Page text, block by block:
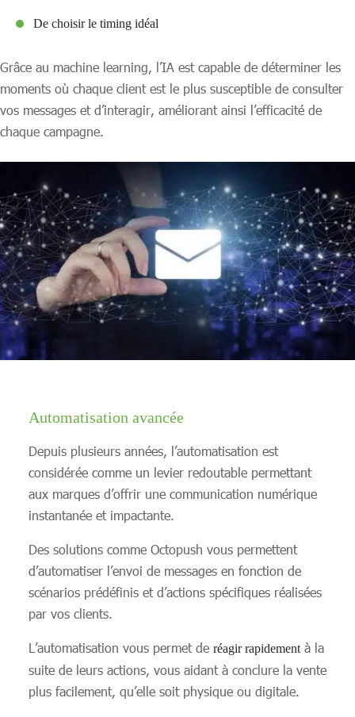
De choisir le timing idéal
Grâce au machine learning, l’IA est capable de déterminer les
moments où chaque client est le plus susceptible de consulter
vos messages et d’interagir, améliorant ainsi l’efficacité de
chaque campagne.
Automatisation avancée
Depuis plusieurs années, l’automatisation est
considérée comme un levier redoutable permettant
aux marques d’offrir une communication numérique
instantanée et impactante.
Des solutions comme Octopush vous permettent
d’automatiser l’envoi de messages en fonction de
scénarios prédéfinis et d’actions spécifiques réalisées
par vos clients.
L’automatisation vous permet de réagir rapidementà la
suite de leurs actions, vous aidant à conclure la vente
plus facilement, qu’elle soit physique ou digitale.